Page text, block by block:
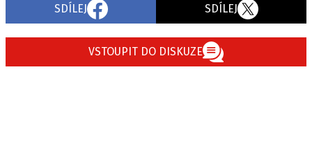
SDÍLEJ SDÍLEJ
VSTOUPIT DO DISKUZE